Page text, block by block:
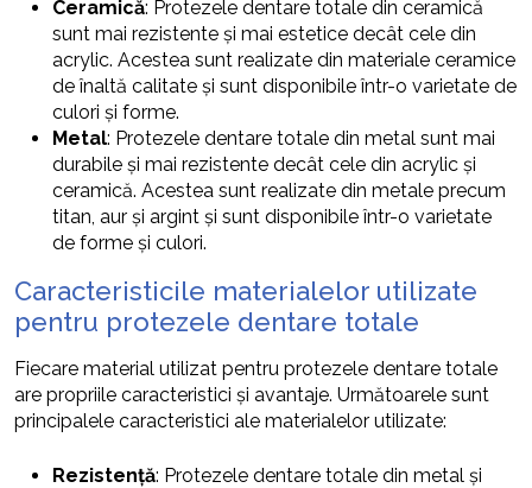
Ceramică: Protezele dentare totale din ceramică
sunt mai rezistente și mai estetice decât cele din
acrylic. Acestea sunt realizate din materiale ceramice
de înaltă calitate și sunt disponibile într-o varietate de
culori și forme.
Metal: Protezele dentare totale din metal sunt mai
durabile și mai rezistente decât cele din acrylic și
ceramică. Acestea sunt realizate din metale precum
titan, aur și argint și sunt disponibile într-o varietate
de forme și culori.
Caracteristicile materialelor utilizate
pentru protezele dentare totale
Fiecare material utilizat pentru protezele dentare totale
are propriile caracteristici și avantaje. Următoarele sunt
principalele caracteristici ale materialelor utilizate:
Rezistență: Protezele dentare totale din metal și